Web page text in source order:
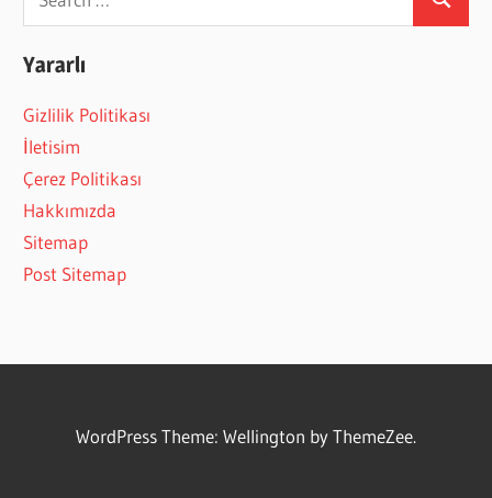
Search
Yararlı
Gizlilik Politikası
İletisim
Çerez Politikası
Hakkımızda
Sitemap
Post Sitemap
WordPress Theme: Wellington by ThemeZee.